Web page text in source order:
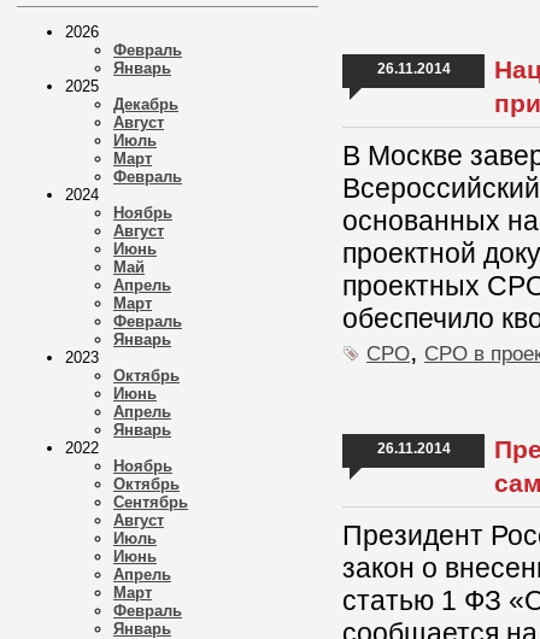
2026
Февраль
Январь
2025
Декабрь
Август
Июль
Март
Февраль
2024
Ноябрь
Август
Июнь
Май
Апрель
Март
Февраль
Январь
2023
Октябрь
Июнь
Апрель
Январь
2022
Ноябрь
Октябрь
Сентябрь
Август
Июль
Июнь
Апрель
Март
Февраль
Январь
26.11.2014
В Москве
основанных
проектной
проектных
обеспечило
СРО, СРО в
26.11.2014
Президент
закон о
статью 1 ФЗ